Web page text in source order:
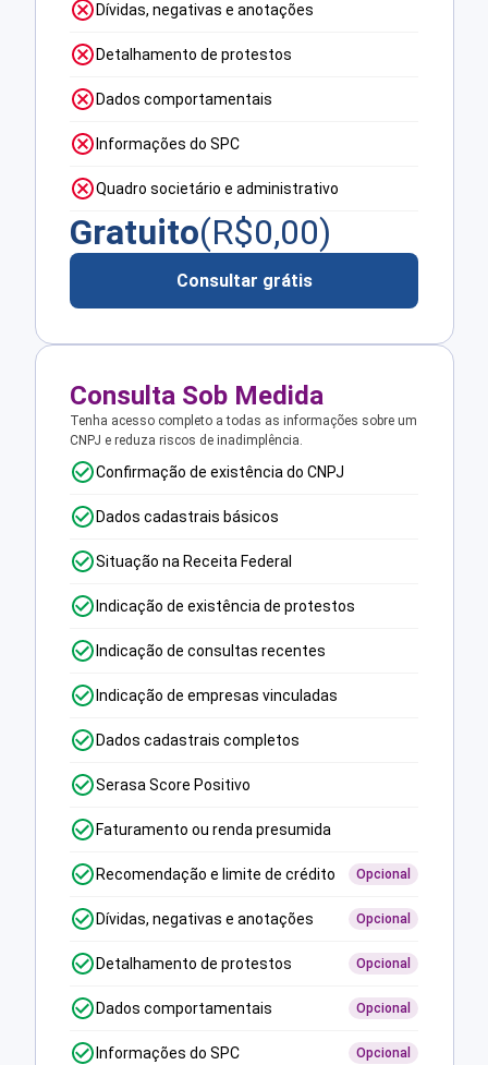
Dívidas, negativas e anotações
Detalhamento de protestos
Dados comportamentais
Informações do SPC
Quadro societário e administrativo
Gratuito(R$0,00)
Consultar grátis
Consulta Sob Medida
Tenha acesso completo a todas as informações sobre um
CNPJ e reduza riscos de inadimplência.
Confirmação de existência do CNPJ
Dados cadastrais básicos
Situação na Receita Federal
Indicação de existência de protestos
Indicação de consultas recentes
Indicação de empresas vinculadas
Dados cadastrais completos
Serasa Score Positivo
Faturamento ou renda presumida
Recomendação e limite de crédito Opcional
Dívidas, negativas e anotações Opcional
Detalhamento de protestos Opcional
Dados comportamentais Opcional
Informações do SPC Opcional